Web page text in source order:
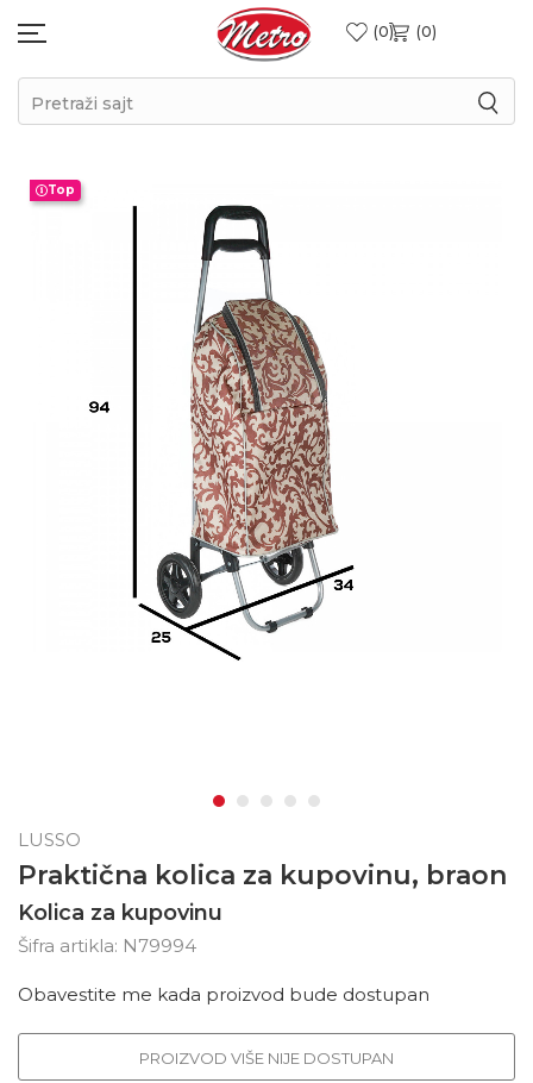
0 0
Pretraži sajt
Top
LUSSO
Praktična kolica za kupovinu, braon
Kolica za kupovinu
Šifra artikla: N79994
Obavestite me kada proizvod bude dostupan
PROIZVOD VIŠE NIJE DOSTUPAN